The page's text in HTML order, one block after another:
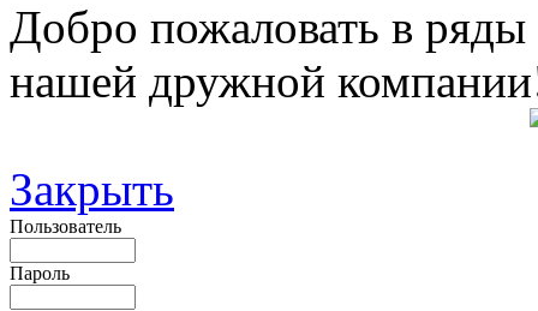
Добро пожаловать в ряды
нашей дружной
Закрыть
Пользователь
Пароль